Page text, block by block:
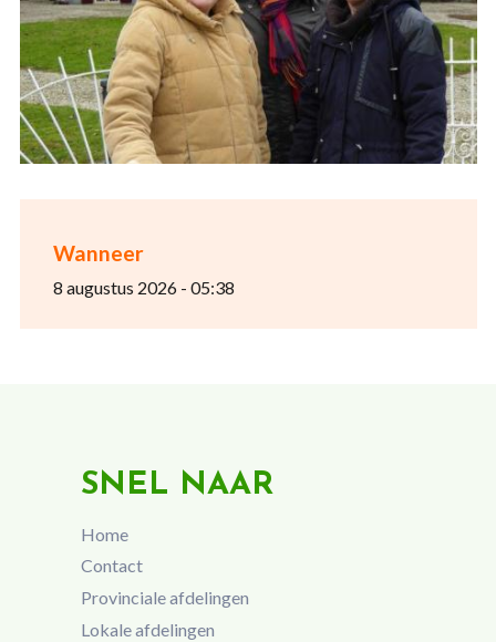
Wanneer
8 augustus 2026 - 05:38
SNEL NAAR
Home
Contact
Provinciale afdelingen
Lokale afdelingen